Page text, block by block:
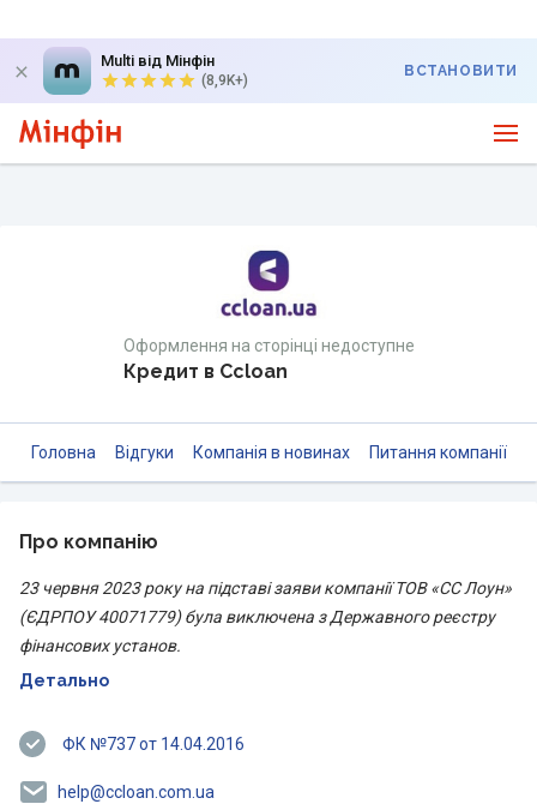
Multi від Мінфін
(8,9K+)
ВСТАНОВИТИ
Оформлення на сторінці недоступне
Кредит в Ccloan
Головна Відгуки Компанія в новинах Питання компанії
Про компанію
23 червня 2023 року на підставі заяви компанії ТОВ «CC Лоун»
(ЄДРПОУ 40071779) була виключена з Державного реєстру
фінансових установ.
Детально
ФК №737 от 14.04.2016
help@ccloan.com.ua